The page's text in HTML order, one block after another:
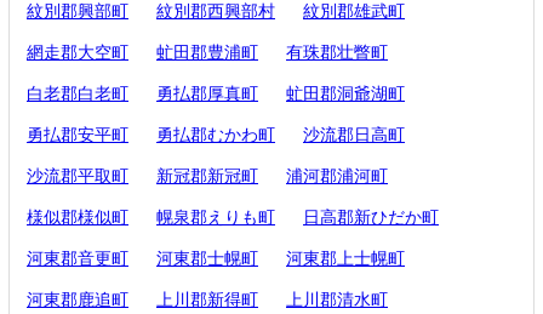
紋別郡興部町 紋別郡西興部村 紋別郡雄武町
網走郡大空町 虻田郡豊浦町 有珠郡壮瞥町
白老郡白老町 勇払郡厚真町 虻田郡洞爺湖町
勇払郡安平町 勇払郡むかわ町 沙流郡日高町
沙流郡平取町 新冠郡新冠町 浦河郡浦河町
様似郡様似町 幌泉郡えりも町 日高郡新ひだか町
河東郡音更町 河東郡士幌町 河東郡上士幌町
河東郡鹿追町 上川郡新得町 上川郡清水町